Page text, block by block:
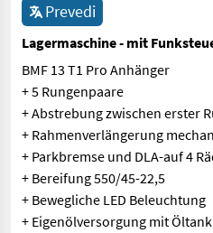
Prevedi
Lagermaschine - mit
BMF 13 T1 Pro Anhänger
+ 5 Rungenpaare
+ Abstrebung zwischen erster
+ Rahmenverlängerung
+ Parkbremse und DLA-auf 4
+ Bereifung 550/45-22,5
+ Bewegliche LED Beleuchtung
+ Eigenölversorgung mit Öltank